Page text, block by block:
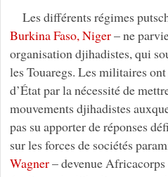
Les différents régimes
Burkina Faso, Niger– ne
organisation djihadistes, qui
les Touaregs. Les militaires
d’État par la nécessité de
mouvements djihadistes
pas su apporter de réponses
sur les forces de sociétés
Wagner– devenue Africacorps